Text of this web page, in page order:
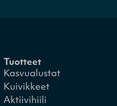
Tuotteet
Kasvualustat
Kuivikkeet
Aktiivihiili